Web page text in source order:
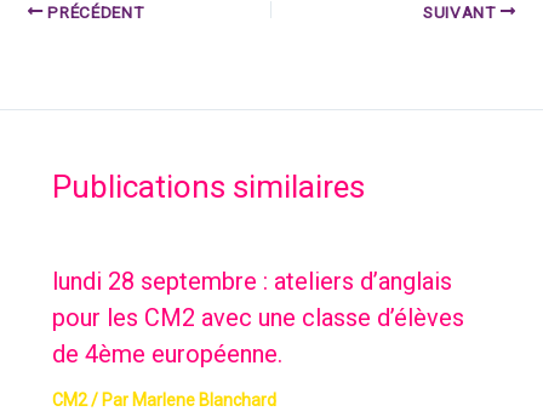
PRÉCÉDENT SUIVANT
Publications similaires
lundi 28 septembre : ateliers d’anglais
pour les CM2 avec une classe d’élèves
de 4ème européenne.
CM2/ Par Marlene Blanchard